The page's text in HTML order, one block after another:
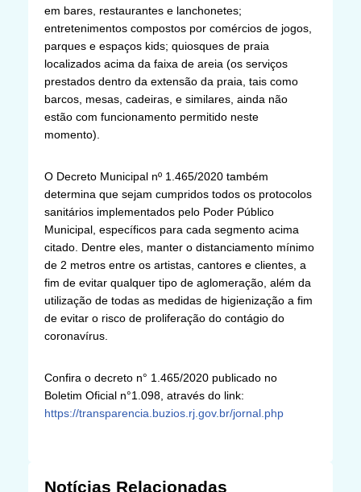
em bares, restaurantes e lanchonetes;
entretenimentos compostos por comércios de jogos,
parques e espaços kids; quiosques de praia
localizados acima da faixa de areia (os serviços
prestados dentro da extensão da praia, tais como
barcos, mesas, cadeiras, e similares, ainda não
estão com funcionamento permitido neste
momento).
O Decreto Municipal nº 1.465/2020 também
determina que sejam cumpridos todos os protocolos
sanitários implementados pelo Poder Público
Municipal, específicos para cada segmento acima
citado. Dentre eles, manter o distanciamento mínimo
de 2 metros entre os artistas, cantores e clientes, a
fim de evitar qualquer tipo de aglomeração, além da
utilização de todas as medidas de higienização a fim
de evitar o risco de proliferação do contágio do
coronavírus.
Confira o decreto n° 1.465/2020 publicado no
Boletim Oficial n°1.098, através do link:
https://transparencia.buzios.rj.gov.br/jornal.php
Notícias Relacionadas